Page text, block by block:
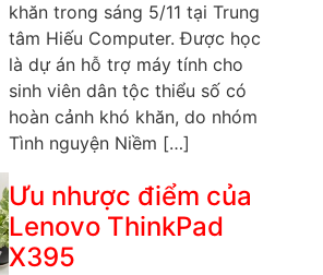
khăn trong sáng 5/11 tại Trung
tâm Hiếu Computer. Được học
là dự án hỗ trợ máy tính cho
sinh viên dân tộc thiểu số có
hoàn cảnh khó khăn, do nhóm
Tình nguyện Niềm […]
Ưu nhược điểm của
Lenovo ThinkPad
X395